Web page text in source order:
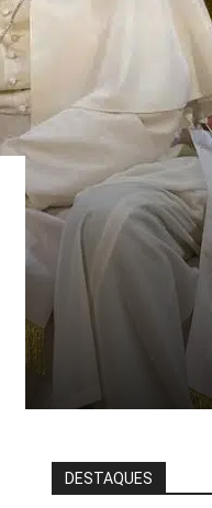
DESTAQUES